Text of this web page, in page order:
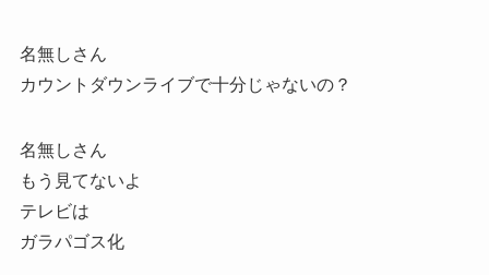
名無しさん
カウントダウンライブで十分じゃないの？
名無しさん
もう見てないよ
テレビは
ガラパゴス化